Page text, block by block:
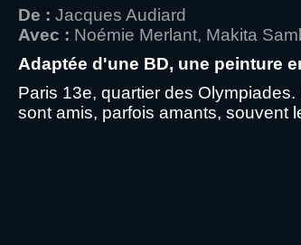
De : Jacques Audiard
Avec : Noémie Merlant, Makita
Adaptée d'une BD, une peinture
Paris 13e, quartier des
sont amis, parfois amants, souvent